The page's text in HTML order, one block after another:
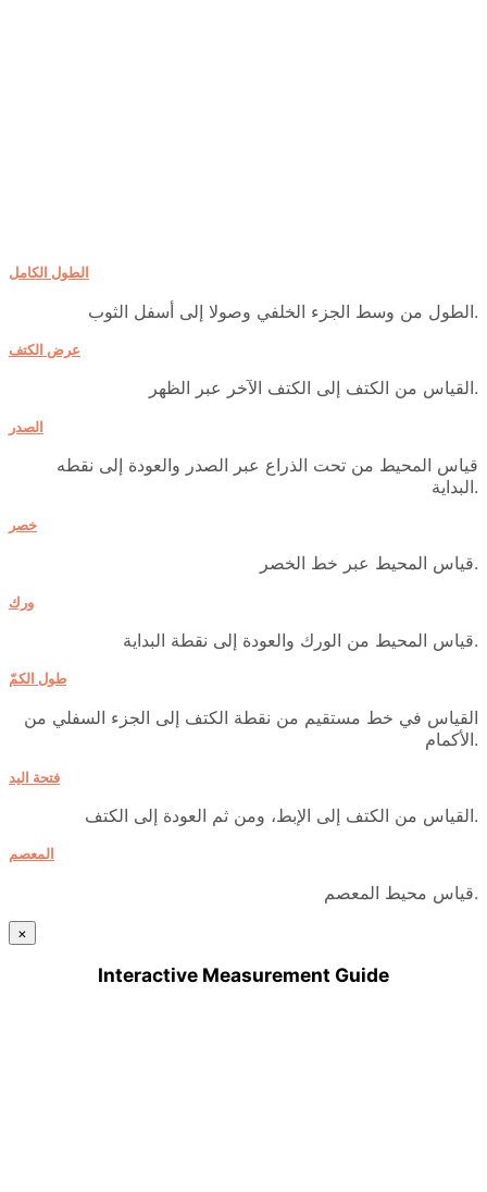
الطول الكامل
الطول من وسط الجزء الخلفي وصولا إلى أسفل الثوب.
عرض الكتف
القياس من الكتف إلى الكتف الآخر عبر الظهر.
الصدر
قياس المحيط من تحت الذراع عبر الصدر والعودة إلى نقطه
البداية.
خصر
قياس المحيط عبر خط الخصر.
ورك
قياس المحيط من الورك والعودة إلى نقطة البداية.
طول الكمّ
القياس في خط مستقيم من نقطة الكتف إلى الجزء السفلي من
الأكمام.
فتحة اليد
القياس من الكتف إلى الإبط، ومن ثم العودة إلى الكتف.
المعصم
قياس محيط المعصم.
×
Interactive Measurement Guide